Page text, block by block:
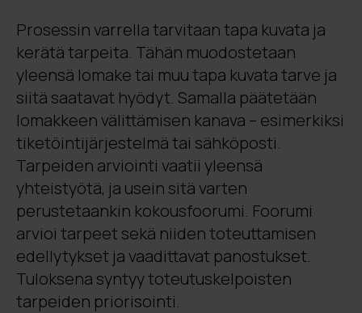
Prosessin varrella tarvitaan tapa kuvata ja
kerätä tarpeita. Tähän muodostetaan
yleensä lomake tai muu tapa kuvata tarve ja
siitä saatavat hyödyt. Samalla päätetään
lomakkeen välittämisen kanava – esimerkiksi
tiketöintijärjestelmä tai sähköposti.
Tarpeiden arviointi vaatii yleensä
yhteistyötä, ja usein sitä varten
perustetaankin kokousfoorumi. Foorumi
arvioi tarpeet sekä niiden toteuttamisen
edellytykset ja vaadittavat panostukset.
Tuloksena syntyy toteutuskelpoisten
tarpeiden priorisointi.